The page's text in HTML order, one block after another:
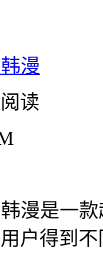
漫
读
漫是一
户得到